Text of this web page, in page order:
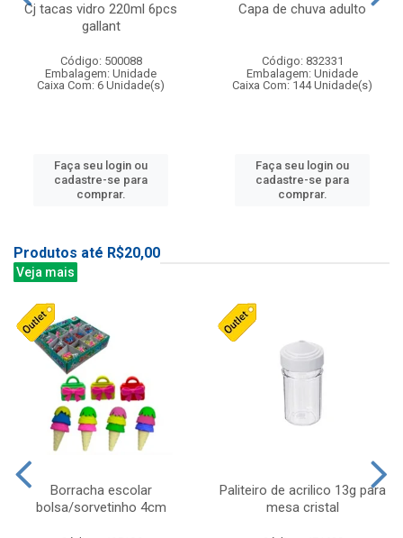
Cj tacas vidro 220ml 6pcs
gallant
Código: 500088
Embalagem: Unidade
Caixa Com: 6 Unidade(s)
Faça seu login ou
cadastre-se para
comprar.
Capa de chuva adulto
Código: 832331
Embalagem: Unidade
Caixa Com: 144 Unidade(s)
Faça seu login ou
cadastre-se para
comprar.
Produtos até R$20,00
Veja mais
Borracha escolar
bolsa/sorvetinho 4cm
Paliteiro de acrilico 13g para
mesa cristal